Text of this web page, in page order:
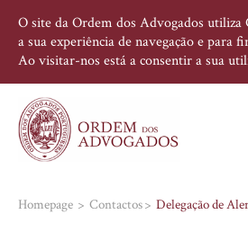
O site da Ordem dos Advogados
a sua experiência de navegação e para
Ao visitar-nos está a consentir a sua
Homepage Contactos Delegação de